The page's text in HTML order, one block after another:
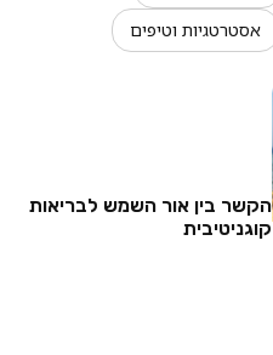
אסטרטגיות וטיפים
הקשר בין אור השמש לבריאות
קוגניטיבית